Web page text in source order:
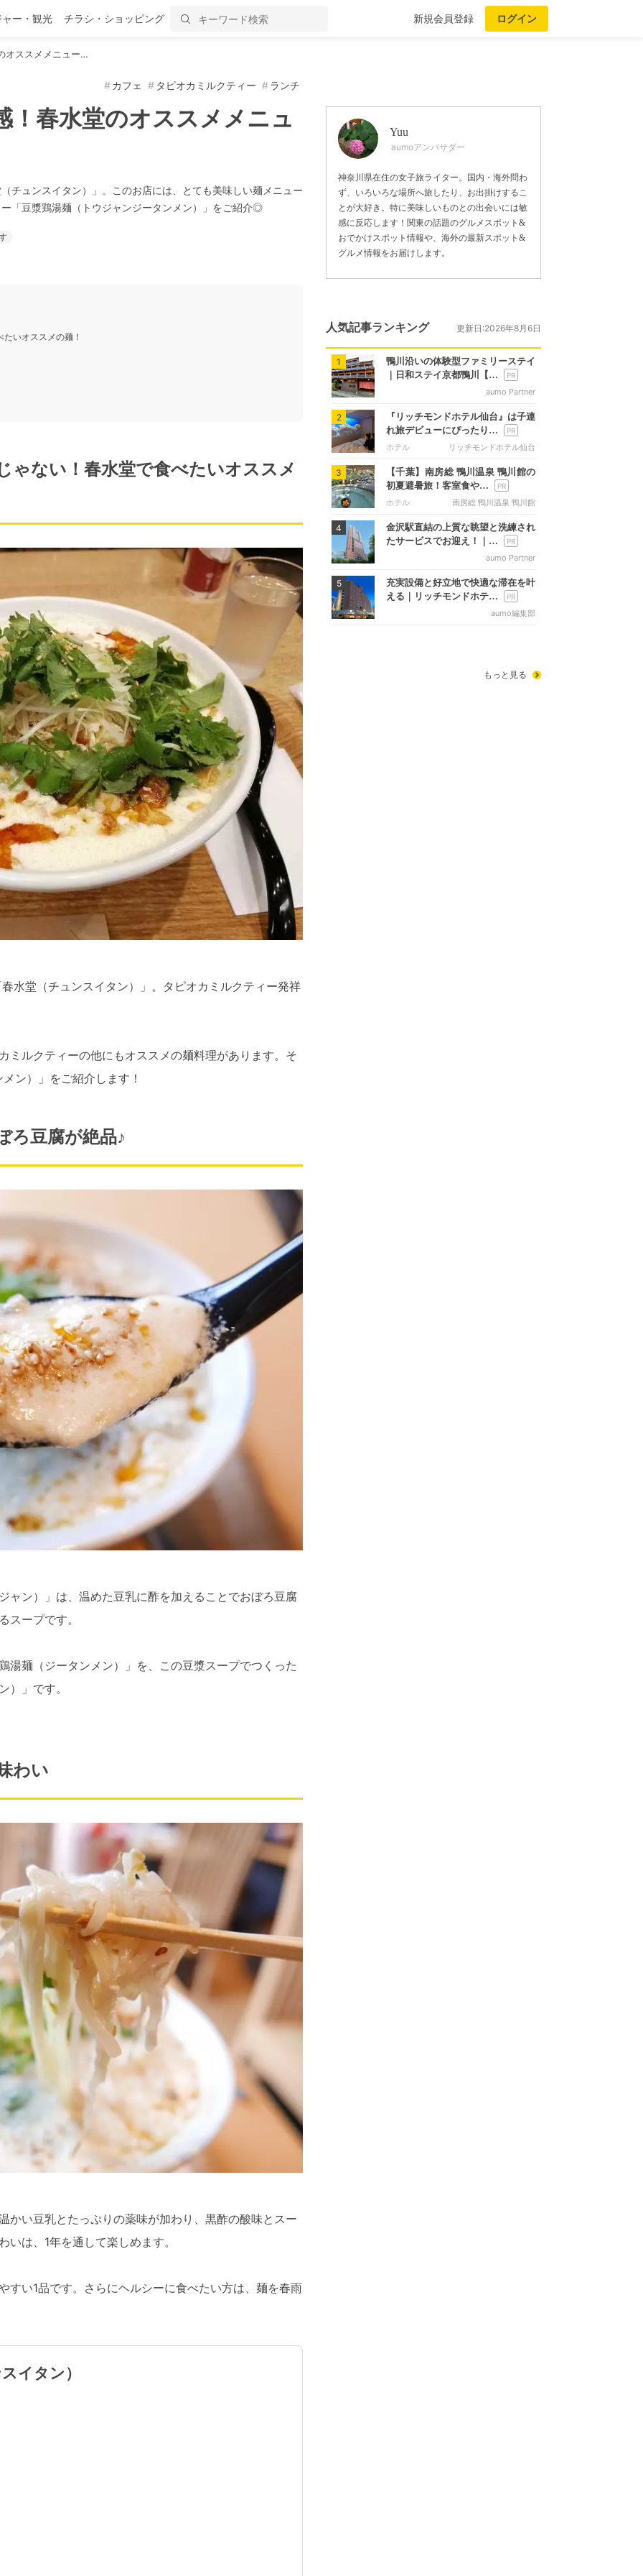
ー・観光 チラシ・ショッピング 新規会員登録 ログイン
オススメメニュー…
カフェ タピオカミルクティー ランチ
！春水堂のオススメメニュ
チュンスイタン）」。このお店には、とても美味しい麺メニュー
「豆漿鶏湯麺（トウジャンジータンメン）」をご紹介◎
いオススメの麺！
ゃない！春水堂で食べたいオススメ
水堂（チュンスイタン）」。タピオカミルクティー発祥
ミルクティーの他にもオススメの麺料理があります。そ
ン）」をご紹介します！
ろ豆腐が絶品♪
ャン）」は、温めた豆乳に酢を加えることでおぼろ豆腐
スープです。
湯麺（ジータンメン）」を、この豆漿スープでつくった
）」です。
わい
かい豆乳とたっぷりの薬味が加わり、黒酢の酸味とスー
は、1年を通して楽しめます。
すい1品です。さらにヘルシーに食べたい方は、麺を春雨
イタン）
Yuu
aumoアンバサダー
神奈川県在住の女子旅ライター。国内・海外問わ
ず、いろいろな場所へ旅したり、お出掛けするこ
とが大好き。特に美味しいものとの出会いには敏
感に反応します！関東の話題のグルメスポット&
おでかけスポット情報や、海外の最新スポット&
グルメ情報をお届けします。
人気記事ランキング 更新日:2026年8月6日
1
鴨川沿いの体験型ファミリーステイ
｜日和ステイ京都鴨川【…
aumo Partner
2
『リッチモンドホテル仙台』は子連
れ旅デビューにぴったり…
ホテル リッチモンドホテル仙台
3
【千葉】南房総 鴨川温泉 鴨川館の
初夏避暑旅！客室食や…
ホテル 南房総 鴨川温泉 鴨川館
4
金沢駅直結の上質な眺望と洗練され
たサービスでお迎え！｜…
aumo Partner
5
充実設備と好立地で快適な滞在を叶
える｜リッチモンドホテ…
aumo編集部
もっと見る